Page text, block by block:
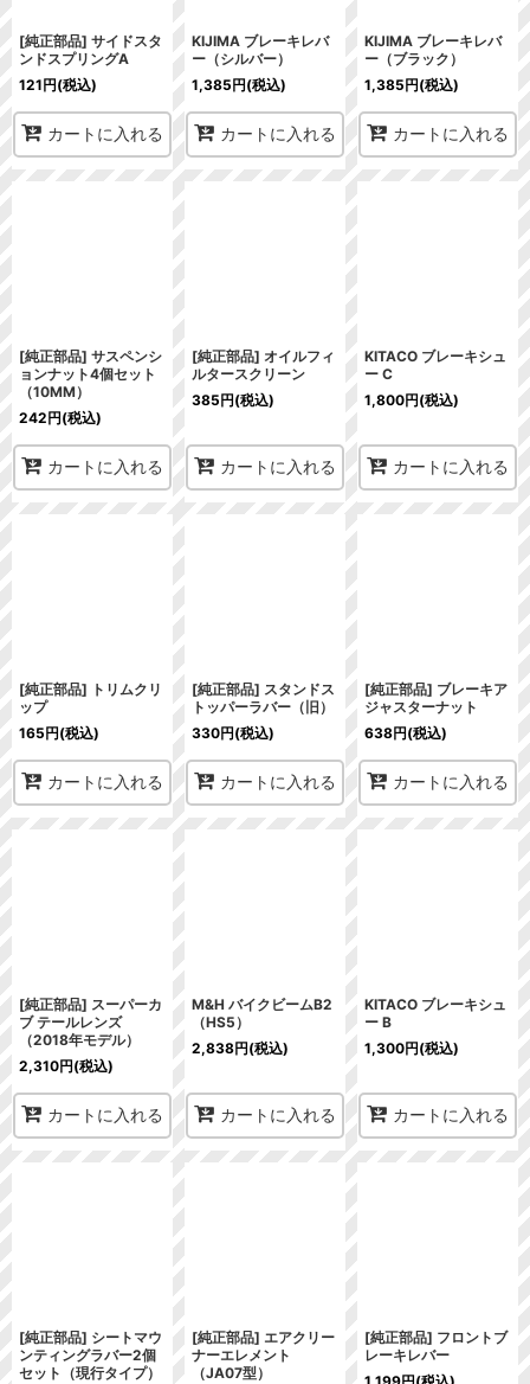
[純正部品] サイドスタ
ンドスプリングA
121円(税込)
カートに入れる
KIJIMA ブレーキレバ
ー（シルバー）
1,385円(税込)
カートに入れる
KIJIMA ブレーキレバ
ー（ブラック）
1,385円(税込)
カートに入れる
[純正部品] サスペンシ
ョンナット4個セット
（10MM）
242円(税込)
カートに入れる
[純正部品] オイルフィ
ルタースクリーン
385円(税込)
カートに入れる
KITACO ブレーキシュ
ー C
1,800円(税込)
カートに入れる
[純正部品] トリムクリ
ップ
165円(税込)
カートに入れる
[純正部品] スタンドス
トッパーラバー（旧）
330円(税込)
カートに入れる
[純正部品] ブレーキア
ジャスターナット
638円(税込)
カートに入れる
[純正部品] スーパーカ
ブ テールレンズ
（2018年モデル）
2,310円(税込)
カートに入れる
M&H バイクビームB2
（HS5）
2,838円(税込)
カートに入れる
KITACO ブレーキシュ
ー B
1,300円(税込)
カートに入れる
[純正部品] シートマウ
ンティングラバー2個
セット（現行タイプ）
[純正部品] エアクリー
ナーエレメント
（JA07型）
[純正部品] フロントブ
レーキレバー
1,199円(税込)